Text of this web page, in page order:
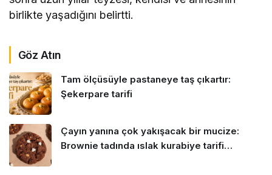
birlikte yaşadığını belirtti.
Göz Atın
Tam ölçüsüyle pastaneye taş çıkartır:
Şekerpare tarifi
Çayın yanına çok yakışacak bir mucize:
Brownie tadında ıslak kurabiye tarifi…